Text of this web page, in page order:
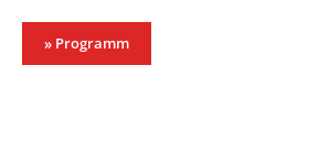
» Programm